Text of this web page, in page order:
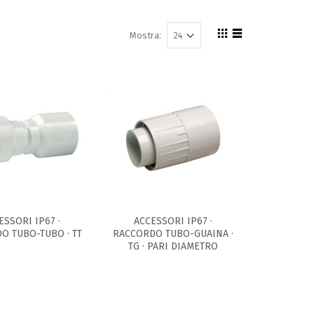
Mostra:
IP67 ·
TUBO-TUBO · TT
ACCESSORI IP67 ·
RACCORDO TUBO-GUAINA ·
TG · PARI DIAMETRO